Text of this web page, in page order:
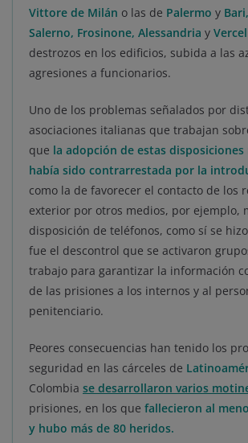
Vittore de Milán o las de Palermo y
Salerno, Frosinone, Alessandria y
destrozos en los edificios, subida a las
agresiones a funcionarios.
Uno de los problemas señalados por
asociaciones italianas que trabajan
que la adopción de estas
había sido contrarrestada por la
como la de favorecer el contacto de los
exterior por otros medios, por ejemplo,
disposición de teléfonos, como sí se
fue el descontrol que se activaron
trabajo para garantizar la información
de las prisiones a los internos y al
penitenciario.
Peores consecuencias han tenido los
seguridad en las cárceles de
Colombia se desarrollaron varios
prisiones, en los que fallecieron al
y hubo más de 80 heridos.